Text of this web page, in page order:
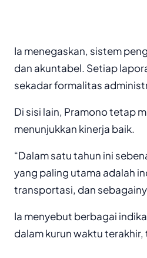
Ia menegaskan, sistem
dan akuntabel. Setiap
sekadar formalitas
Di sisi lain, Pramono tetap
menunjukkan kinerja baik.
“Dalam satu tahun ini
yang paling utama adalah
transportasi, dan
Ia menyebut berbagai
dalam kurun waktu